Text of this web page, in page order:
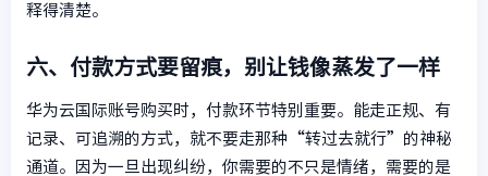
释得清楚。
六、付款方式要留痕，别让钱像蒸发了一样
华为云国际账号购买时，付款环节特别重要。能走正规、有
记录、可追溯的方式，就不要走那种“转过去就行”的神秘
通道。因为一旦出现纠纷，你需要的不只是情绪，需要的是